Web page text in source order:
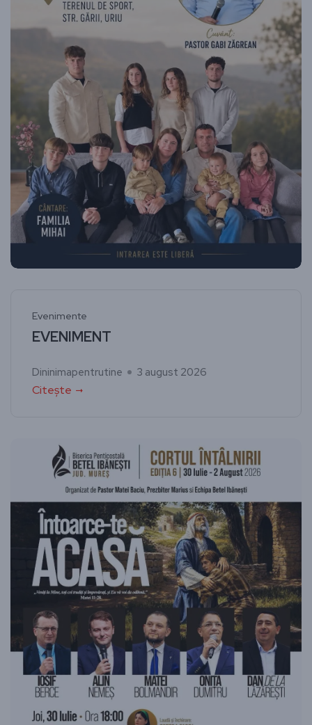
Evenimente
EVENIMENT
Dininimapentrutine 3 august 2026
Citește